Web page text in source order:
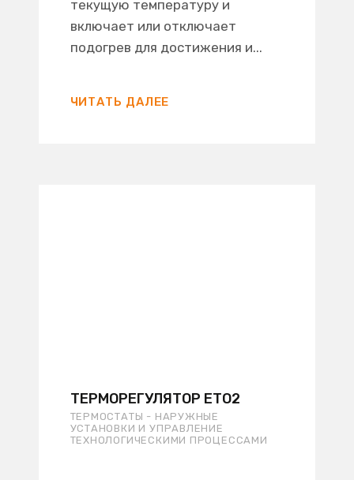
текущую температуру и
включает или отключает
подогрев для достижения и...
ЧИТАТЬ ДАЛЕЕ
ТЕРМОРЕГУЛЯТОР ETO2
ТЕРМОСТАТЫ - НАРУЖНЫЕ
УСТАНОВКИ И УПРАВЛЕНИЕ
ТЕХНОЛОГИЧЕСКИМИ ПРОЦЕССАМИ